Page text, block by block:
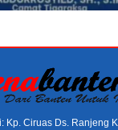
Kp. Ciruas Ds. Ranjeng